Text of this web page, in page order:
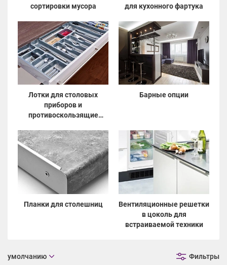
сортировки мусора
для кухонного фартука
Лотки для столовых
приборов и
противоскользящие
Барные опции
Планки для столешниц
Вентиляционные решетки
в цоколь для
встраиваемой техники
умолчанию Фильтры